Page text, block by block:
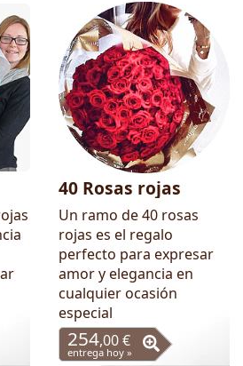
40 Rosas rojas
Un ramo de 40 rosas
rojas es el regalo
perfecto para expresar
amor y elegancia en
cualquier ocasión
especial
254,00 €
entrega hoy »